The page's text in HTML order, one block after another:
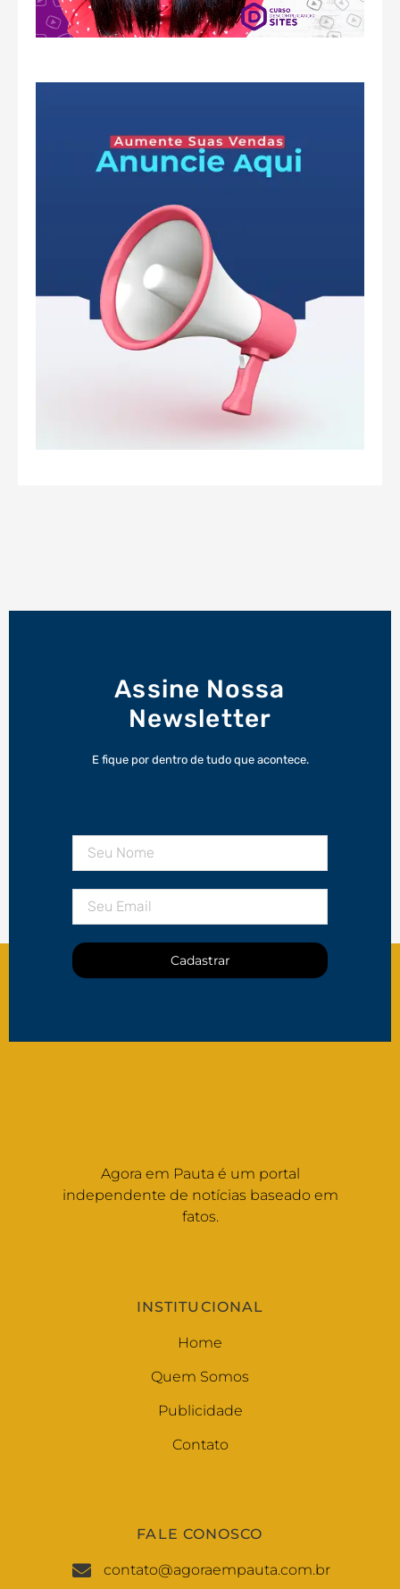
Assine Nossa
Newsletter
E fique por dentro de tudo que acontece.
Cadastrar
Agora em Pauta é um portal
independente de notícias baseado em
fatos.
INSTITUCIONAL
Home
Quem Somos
Publicidade
Contato
FALE CONOSCO
contato@agoraempauta.com.br